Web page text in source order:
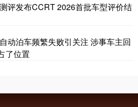
评发布CCRT 2026首批车型评价结
动泊车频繁失败引关注 涉事车主回
了位置